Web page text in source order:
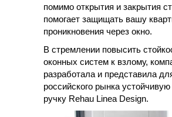
помимо открытия и закрытия
помогает защищать вашу
проникновения через окно.
В стремлении повысить
оконных систем к взлому,
разработала и представила
российского рынка
ручку Rehau Linea Design.